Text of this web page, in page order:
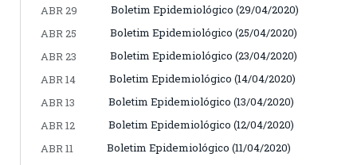
ABR 29
Boletim Epidemiológico (29/04/2020)
ABR 25
Boletim Epidemiológico (25/04/2020)
ABR 23
Boletim Epidemiológico (23/04/2020)
ABR 14
Boletim Epidemiológico (14/04/2020)
ABR 13
Boletim Epidemiológico (13/04/2020)
ABR 12
Boletim Epidemiológico (12/04/2020)
ABR 11
Boletim Epidemiológico (11/04/2020)